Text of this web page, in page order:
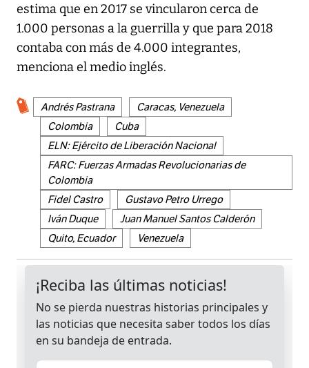
estima que en 2017 se vincularon cerca de
1.000 personas a la guerrilla y que para 2018
contaba con más de 4.000 integrantes,
menciona el medio inglés.
Andrés Pastrana
Caracas, Venezuela
Colombia
Cuba
ELN: Ejército de Liberación Nacional
FARC: Fuerzas Armadas Revolucionarias de
Colombia
Fidel Castro
Gustavo Petro Urrego
Iván Duque
Juan Manuel Santos Calderón
Quito, Ecuador
Venezuela